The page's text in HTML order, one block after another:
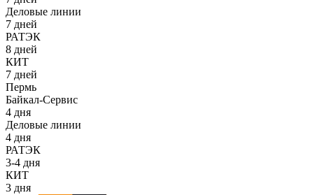
Деловые линии
7 дней
РАТЭК
8 дней
КИТ
7 дней
Пермь
Байкал-Сервис
4 дня
Деловые линии
4 дня
РАТЭК
3-4 дня
КИТ
3 дня